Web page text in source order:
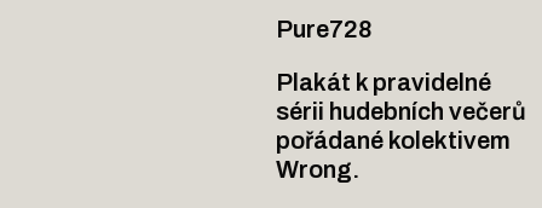
Pure728
Plakát k pravidelné
sérii hudebních večerů
pořádané kolektivem
Wrong.